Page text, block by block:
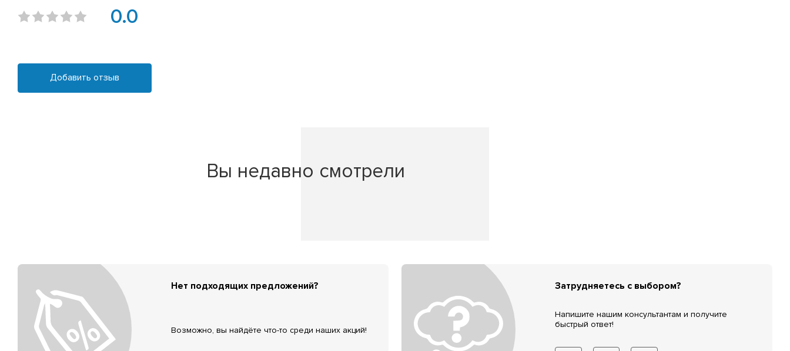
0.0
Добавить отзыв
Вы недавно смотрели
Нет подходящих предложений?
Возможно, вы найдёте что-то среди наших акций!
Затрудняетесь с выбором?
Напишите нашим консультантам и получите
быстрый ответ!